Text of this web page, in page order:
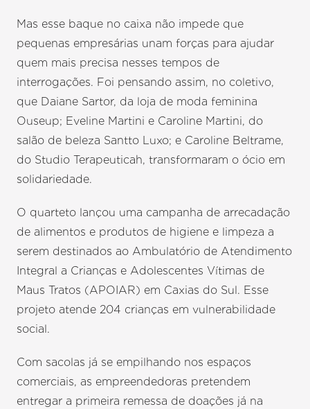
Mas esse baque no caixa não impede que
pequenas empresárias unam forças para ajudar
quem mais precisa nesses tempos de
interrogações. Foi pensando assim, no coletivo,
que Daiane Sartor, da loja de moda feminina
Ouseup; Eveline Martini e Caroline Martini, do
salão de beleza Santto Luxo; e Caroline Beltrame,
do Studio Terapeuticah, transformaram o ócio em
solidariedade.
O quarteto lançou uma campanha de arrecadação
de alimentos e produtos de higiene e limpeza a
serem destinados ao Ambulatório de Atendimento
Integral a Crianças e Adolescentes Vítimas de
Maus Tratos (APOIAR) em Caxias do Sul. Esse
projeto atende 204 crianças em vulnerabilidade
social.
Com sacolas já se empilhando nos espaços
comerciais, as empreendedoras pretendem
entregar a primeira remessa de doações já na